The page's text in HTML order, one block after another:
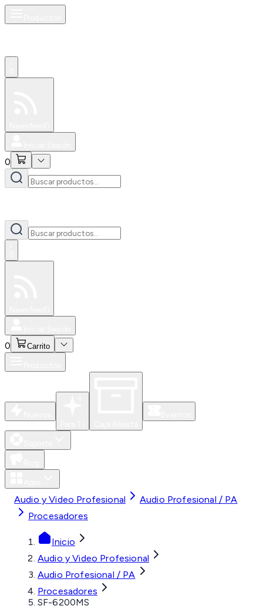
0
0 Carrito
Audio y Video Profesional
Audio Profesional / PA
Procesadores
Inicio
Audio y Video Profesional
Audio Profesional / PA
Procesadores
SF-6200MS